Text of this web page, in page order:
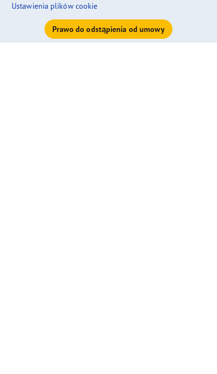
Ustawienia plików cookie
Prawo do odstąpienia od umowy